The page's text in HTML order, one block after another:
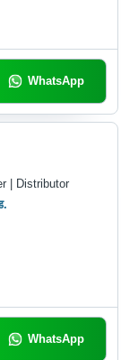
WhatsApp
| Distributor
WhatsApp